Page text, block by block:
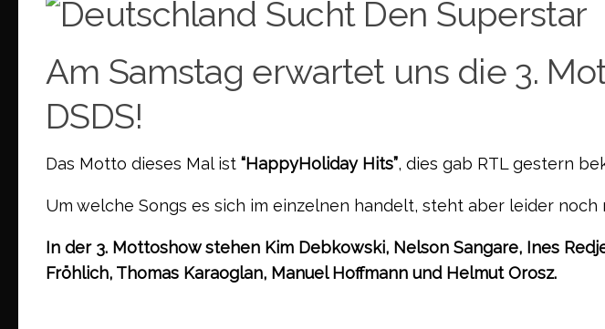
Am Samstag erwartet uns die 3.
DSDS!
Das Motto dieses Mal ist “HappyHoliday Hits”, dies gab RTL gestern
Um welche Songs es sich im einzelnen handelt, steht aber leider noch
In der 3. Mottoshow stehen Kim Debkowski, Nelson Sangare, Ines
Fröhlich, Thomas Karaoglan, Manuel Hoffmann und Helmut Orosz.